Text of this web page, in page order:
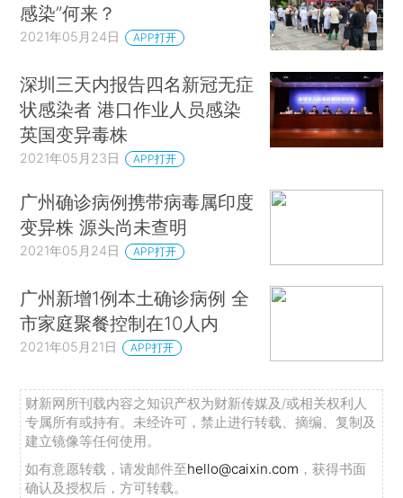
感染”何来？
2021年05月24日 APP打开
深圳三天内报告四名新冠无症
状感染者 港口作业人员感染
英国变异毒株
2021年05月23日 APP打开
广州确诊病例携带病毒属印度
变异株 源头尚未查明
2021年05月24日 APP打开
广州新增1例本土确诊病例 全
市家庭聚餐控制在10人内
2021年05月21日 APP打开
财新网所刊载内容之知识产权为财新传媒及/或相关权利人
专属所有或持有。未经许可，禁止进行转载、摘编、复制及
建立镜像等任何使用。
如有意愿转载，请发邮件至hello@caixin.com ，获得书面
确认及授权后，方可转载。